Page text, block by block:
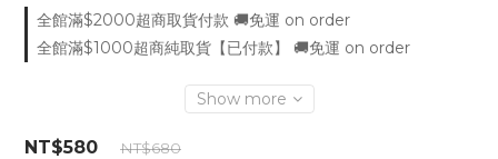
全館滿$2000超商取貨付款 🚚免運 on order
全館滿$1000超商純取貨【已付款】 🚚免運 on order
Show more
NT$580 NT$680